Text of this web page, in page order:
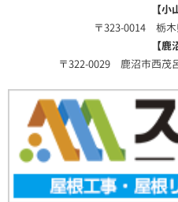
【小
〒323-0014 栃木
【鹿
〒322-0029 鹿沼市西茂